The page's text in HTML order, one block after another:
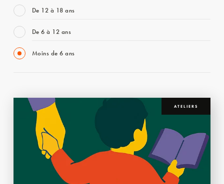
De 12 à 18 ans
De 6 à 12 ans
Moins de 6 ans
ATELIERS